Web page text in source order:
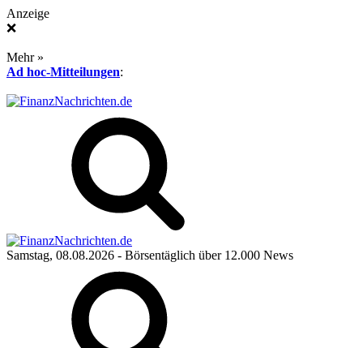
Anzeige
❌
Mehr »
Ad hoc-Mitteilungen:
Samstag, 08.08.2026 - Börsentäglich über 12.000 News